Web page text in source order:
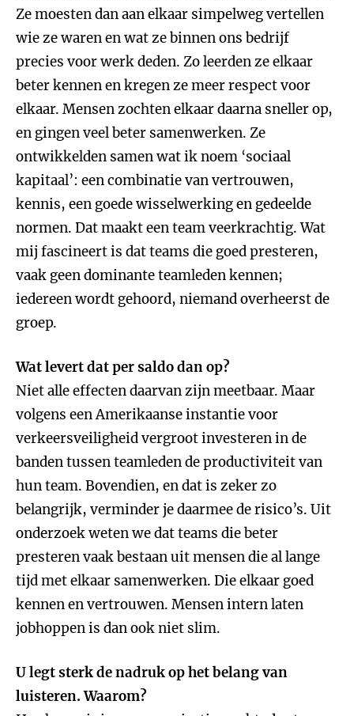
Ze moesten dan aan elkaar simpelweg vertellen
wie ze waren en wat ze binnen ons bedrijf
precies voor werk deden. Zo leerden ze elkaar
beter kennen en kregen ze meer respect voor
elkaar. Mensen zochten elkaar daarna sneller op,
en gingen veel beter samenwerken. Ze
ontwikkelden samen wat ik noem ‘sociaal
kapitaal’: een combinatie van vertrouwen,
kennis, een goede wisselwerking en gedeelde
normen. Dat maakt een team veerkrachtig. Wat
mij fascineert is dat teams die goed presteren,
vaak geen dominante teamleden kennen;
iedereen wordt gehoord, niemand overheerst de
groep.
Wat levert dat per saldo dan op?
Niet alle effecten daarvan zijn meetbaar. Maar
volgens een Amerikaanse instantie voor
verkeersveiligheid vergroot investeren in de
banden tussen teamleden de productiviteit van
hun team. Bovendien, en dat is zeker zo
belangrijk, verminder je daarmee de risico’s. Uit
onderzoek weten we dat teams die beter
presteren vaak bestaan uit mensen die al lange
tijd met elkaar samenwerken. Die elkaar goed
kennen en vertrouwen. Mensen intern laten
jobhoppen is dan ook niet slim.
U legt sterk de nadruk op het belang van
luisteren. Waarom?